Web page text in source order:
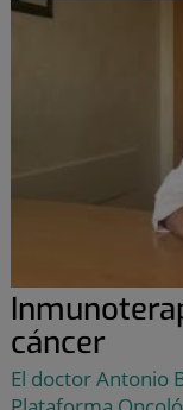
cáncer
El doctor Antonio